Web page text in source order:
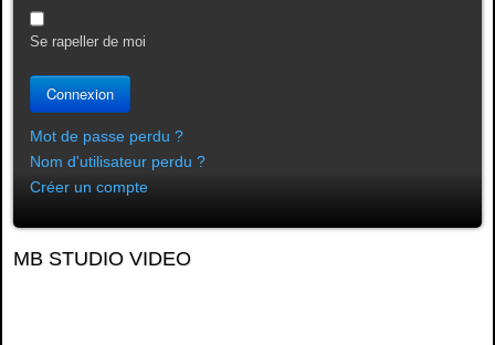
Se rapeller de moi
Connexion
Mot de passe perdu ?
Nom d'utilisateur perdu ?
Créer un compte
MB STUDIO VIDEO